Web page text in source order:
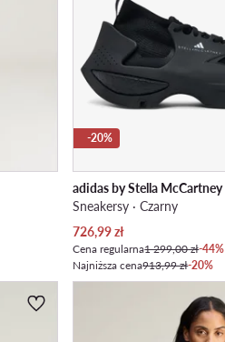
-20%
adidas by Stella McCartney
Sneakersy · Czarny
Aktualna cena
726,99zł
Cena regularna1 299,00 zł-44%
Najniższa cena913,99 zł-20%